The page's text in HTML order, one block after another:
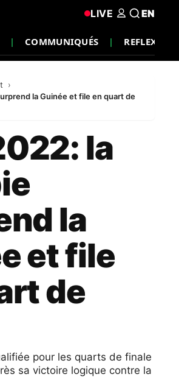
COMMUNIQUÉS REFLEXION
LIVE EN
la Guinée et file en quart de
la
la
et file
de
pour les quarts de finale
sa victoire logique contre la